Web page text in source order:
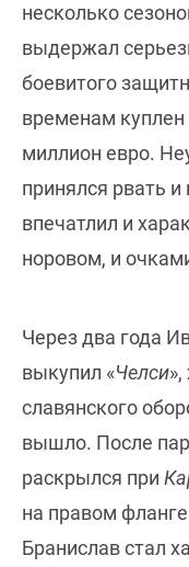
несколько
выдержал
боевитого
временам куплен
миллион евро.
принялся рвать
впечатлил и
норовом, и
Через два года
выкупил «Челси
славянского
вышло. После
раскрылся при
на правом
Бранислав стал